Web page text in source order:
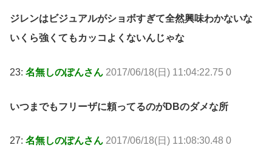
ジレンはビジュアルがショボすぎて全然興味わかないな
いくら強くてもカッコよくないんじゃな
23: 名無しのぽんさん 2017/06/18(日) 11:04:22.75 0
いつまでもフリーザに頼ってるのがDBのダメな所
27: 名無しのぽんさん 2017/06/18(日) 11:08:30.48 0